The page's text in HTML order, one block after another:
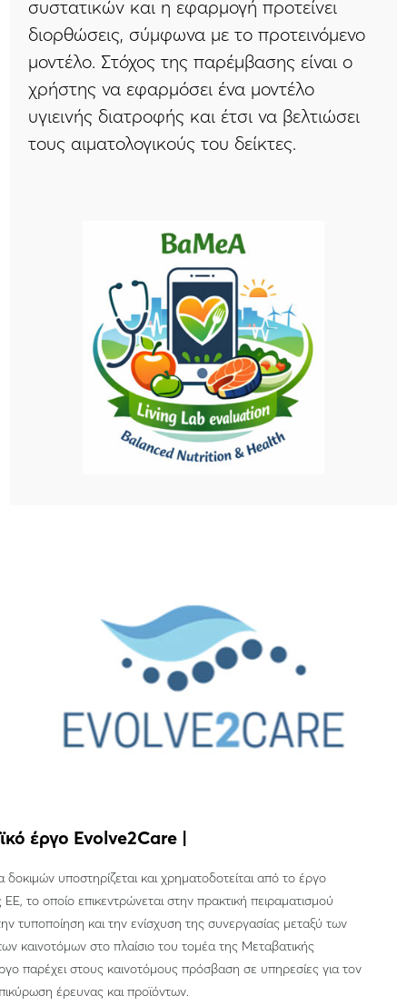
συστατικών και η εφαρμογή προτείνει
διορθώσεις, σύμφωνα με το προτεινόμενο
μοντέλο. Στόχος της παρέμβασης είναι ο
χρήστης να εφαρμόσει ένα μοντέλο
υγιεινής διατροφής και έτσι να βελτιώσει
τους αιματολογικούς του δείκτες.
έργο Evolve2Care |
υποστηρίζεται και χρηματοδοτείται από το έργο
το οποίο επικεντρώνεται στην πρακτική πειραματισμού
τυποποίηση και την ενίσχυση της συνεργασίας μεταξύ των
καινοτόμων στο πλαίσιο του τομέα της Μεταβατικής
παρέχει στους καινοτόμους πρόσβαση σε υπηρεσίες για τον
έρευνας και προϊόντων.